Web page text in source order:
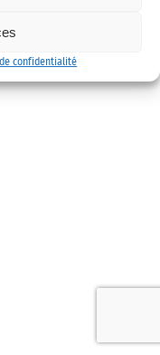
confidentialité